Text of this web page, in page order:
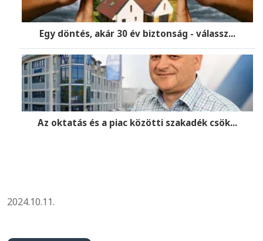
Egy döntés, akár 30 év biztonság - válassz...
Az oktatás és a piac közötti szakadék csök...
2024.10.11.